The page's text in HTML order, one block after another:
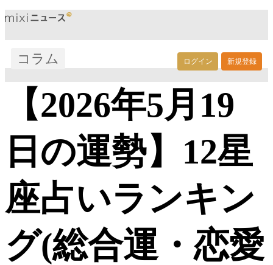
ログイン 新規登録
コラム
【2026年5月19
日の運勢】12星
座占いランキン
グ(総合運・恋愛